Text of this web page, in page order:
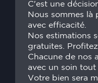
C'est une
Nous sommes là
avec efficacité.
Nos estimations
gratuites.
Chacune de nos
avec un soin tout
Votre bien sera